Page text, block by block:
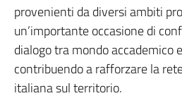
provenienti da diversi ambiti
un’importante occasione di
dialogo tra mondo accademico
contribuendo a rafforzare la
italiana sul territorio.